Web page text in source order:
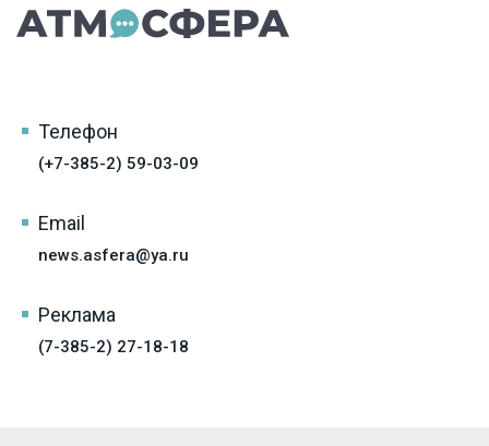
Телефон
(+7-385-2) 59-03-09
Email
news.asfera@ya.ru
Реклама
(7-385-2) 27-18-18